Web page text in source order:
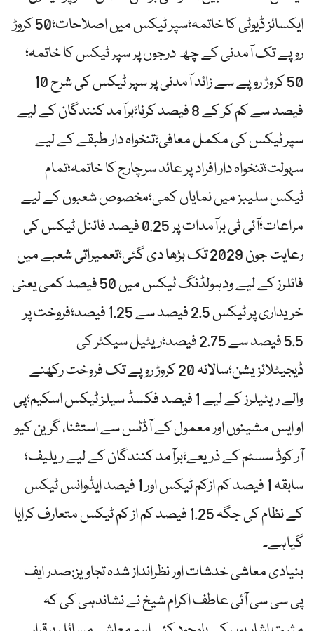
ایکسائز ڈیوٹی کا خاتمہ؛سپر ٹیکس میں اصلاحات؛50 کروڑ
روپے تک آمدنی کے چھ درجوں پر سپر ٹیکس کا خاتمہ؛
50 کروڑ روپے سے زائد آمدنی پر سپر ٹیکس کی شرح 10
فیصد سے کم کر کے 8 فیصد کرنا؛برآمد کنندگان کے لیے
سپر ٹیکس کی مکمل معافی؛تنخواہ دار طبقے کے لیے
سہولت؛تنخواہ دار افراد پر عائد سرچارج کا خاتمہ؛تمام
ٹیکس سلیبز میں نمایاں کمی؛مخصوص شعبوں کے لیے
مراعات؛آئی ٹی برآمدات پر 0.25 فیصد فائنل ٹیکس کی
رعایت جون 2029 تک بڑھا دی گئی؛تعمیراتی شعبے میں
فائلرز کے لیے ودہولڈنگ ٹیکس میں 50 فیصد کمی یعنی
خریداری پر ٹیکس 2.5 فیصد سے 1.25 فیصد؛فروخت پر
5.5 فیصد سے 2.75 فیصد؛ریٹیل سیکٹر کی
ڈیجیٹلائزیشن؛سالانہ 20 کروڑ روپے تک فروخت رکھنے
والے ریٹیلرز کے لیے 1 فیصد فکسڈ سیلز ٹیکس اسکیم؛پی
او ایس مشینوں اور معمول کے آڈٹس سے استثنا، گرین کیو
آر کوڈ سسٹم کے ذریعے؛برآمد کنندگان کے لیے ریلیف؛
سابقہ 1 فیصد کم ازکم ٹیکس اور 1 فیصد ایڈوانس ٹیکس
کے نظام کی جگہ 1.25 فیصد کم از کم ٹیکس متعارف کرایا
گیاہے۔
بنیادی معاشی خدشات اور نظرانداز شدہ تجاویز:صدر ایف
پی سی سی آئی عاطف اکرام شیخ نے نشاندہی کی کہ